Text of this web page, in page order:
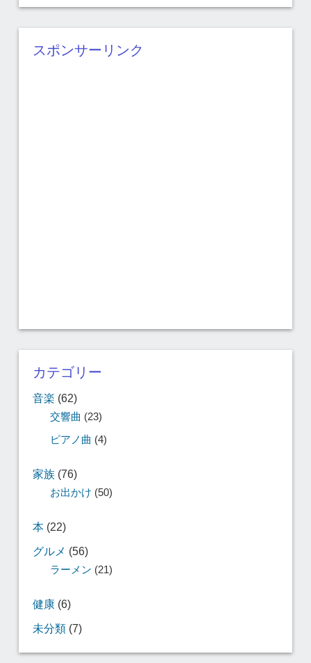
ー
カ
イ
スポンサーリンク
カテゴリー
音楽 (62)
交響曲 (23)
ピアノ曲 (4)
家族(76)
お出かけ (50)
本(22)
グルメ (56)
ラーメン (21)
健康(6)
未分類(7)